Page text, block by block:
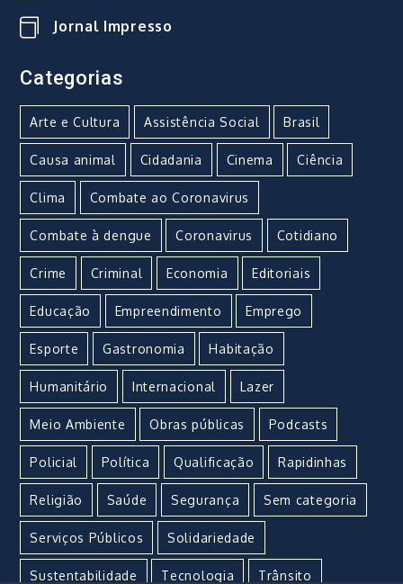
Jornal Impresso
Categorias
Arte e Cultura Assistência Social Brasil
Causa animal Cidadania Cinema Ciência
Clima Combate ao Coronavirus
Combate à dengue Coronavirus Cotidiano
Crime Criminal Economia Editoriais
Educação Empreendimento Emprego
Esporte Gastronomia Habitação
Humanitário Internacional Lazer
Meio Ambiente Obras públicas Podcasts
Policial Política Qualificação Rapidinhas
Religião Saúde Segurança Sem categoria
Serviços Públicos Solidariedade
Sustentabilidade Tecnologia Trânsito